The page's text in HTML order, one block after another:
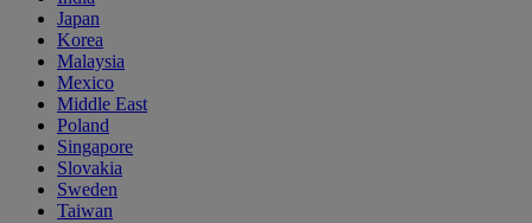
Japan
Korea
Malaysia
Mexico
Middle East
Poland
Singapore
Slovakia
Sweden
Taiwan